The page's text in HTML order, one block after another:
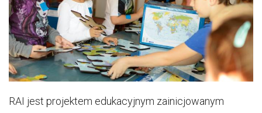
RAI jest projektem edukacyjnym zainicjowanym